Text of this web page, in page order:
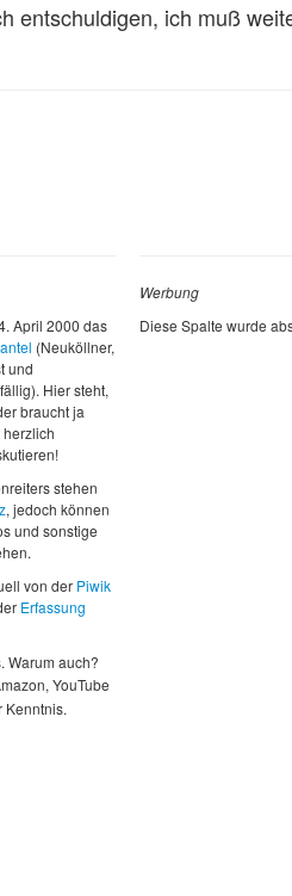
entschuldigen, ich muß
April 2000 das
(Neuköllner,
und
Hier steht,
braucht ja
stehen
, jedoch können
und sonstige
von der Piwik
Erfassung
Warum auch?
YouTube
Kenntnis.
Werbung
Diese Spalte wurde